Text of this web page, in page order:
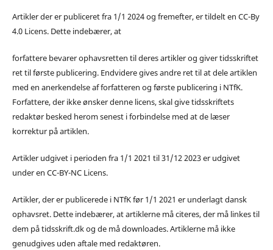
Artikler der er publiceret fra 1/1 2024 og fremefter, er tildelt en CC-By
4.0 Licens. Dette indebærer, at
forfattere bevarer ophavsretten til deres artikler og giver tidsskriftet
ret til første publicering. Endvidere gives andre ret til at dele artiklen
med en anerkendelse af forfatteren og første publicering i NTfK.
Forfattere, der ikke ønsker denne licens, skal give tidsskriftets
redaktør besked herom senest i forbindelse med at de læser
korrektur på artiklen.
Artikler udgivet i perioden fra 1/1 2021 til 31/12 2023 er udgivet
under en CC-BY-NC Licens.
Artikler, der er publicerede i NTfK før 1/1 2021 er underlagt dansk
ophavsret. Dette indebærer, at artiklerne må citeres, der må linkes til
dem på tidsskrift.dk og de må downloades. Artiklerne må ikke
genudgives uden aftale med redaktøren.